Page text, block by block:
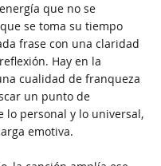
que no se
se toma su tiempo
frase con una claridad
Hay en la
cualidad de franqueza
un punto de
lo personal y lo universal,
emotiva.